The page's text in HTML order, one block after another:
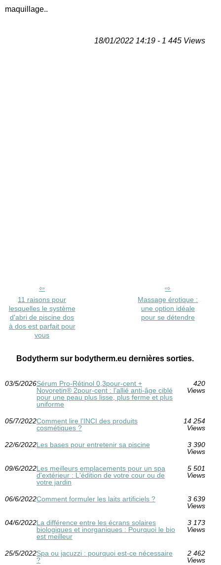
maquillage..
18/01/2022 14:19 - 1 445 Views
11 raisons pour
lesquelles le système
d'abri de piscine dos
à dos est parfait pour
vous
Massage érotique :
une option idéale
pour se détendre
Bodytherm sur bodytherm.eu dernières sorties.
03/5/2026Sérum Pro‑Rétinol 0,3pour-cent +
Novoretin® 2pour-cent : l’allié anti‑âge ciblé
pour une peau plus lisse, plus ferme et plus
uniforme
420
Views
05/7/2022Comment lire l’INCI des produits
cosmétiques ?
14 254
Views
22/6/2022Les bases pour entretenir sa piscine
3 390
Views
09/6/2022Les meilleurs emplacements pour un spa
d'extérieur : L'édition de votre cour ou de
votre jardin
5 501
Views
06/6/2022Comment formuler les laits artificiels ?
3 639
Views
04/6/2022La différence entre les écrans solaires
biologiques et inorganiques : Pourquoi le bio
est meilleur
3 173
Views
25/5/2022Spa ou jacuzzi : pourquoi est-ce nécessaire
?
2 462
Views